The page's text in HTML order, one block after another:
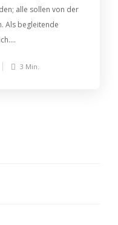
alle sollen von der
Als begleitende
3 Min.